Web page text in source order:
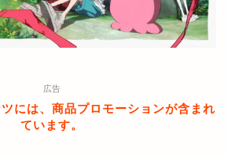
広告
には、商品プロモーションが含まれ
ています。